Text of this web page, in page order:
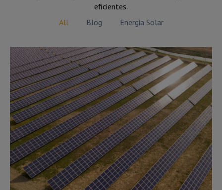
eficientes.
All
Blog Energia Solar